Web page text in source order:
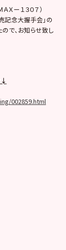
Ｘー１３０７）
記念大握手会」の
ので、お知らせ致し
↓
002859.html